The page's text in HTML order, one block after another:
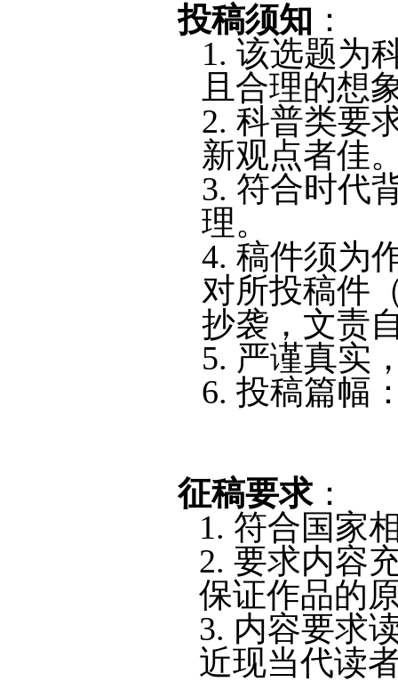
投稿须知 ：
1. 该选题为
且合理的想
2. 科普类要
新观点者佳
3. 符合时代
理。
4. 稿件须为
对所投稿件
抄袭，文责
5. 严谨真实
6. 投稿篇幅
征稿要求：
1. 符合国家
2. 要求内容
保证作品的
3. 内容要求
近现当代读